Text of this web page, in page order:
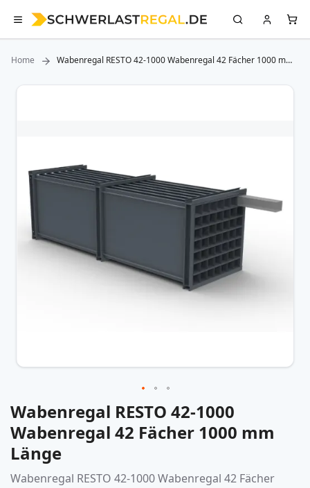
Home
Wabenregal RESTO 42-1000 Wabenregal 42 Fächer 1000 mm
Zum
Zum
Anfang
der
Bildergalerie
springen
Wabenregal RESTO 42-1000
Wabenregal 42 Fächer 1000 mm
Länge
Wabenregal RESTO 42-1000Wabenregal 42 Fächer